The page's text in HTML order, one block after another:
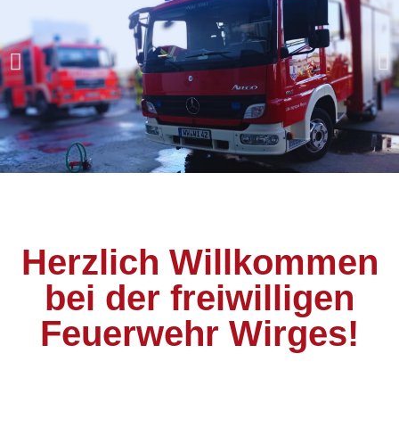
Herzlich Willkommen
bei der freiwilligen
Feuerwehr Wirges!